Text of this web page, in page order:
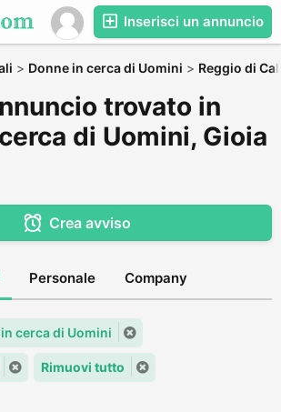
Inserisci un annuncio
> Donne in cerca di Uomini > Reggio di
trovato in
di Uomini, Gioia
Crea avviso
Personale Company
cerca di Uomini
Rimuovi tutto